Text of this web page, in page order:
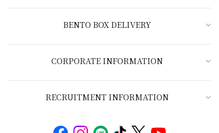
BENTO BOX DELIVERY
CORPORATE INFORMATION
RECRUITMENT INFORMATION